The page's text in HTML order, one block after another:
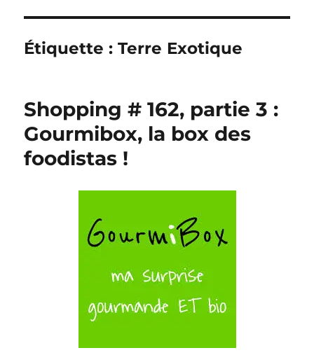
Étiquette :Terre Exotique
Shopping # 162, partie 3 :
Gourmibox, la box des
foodistas !